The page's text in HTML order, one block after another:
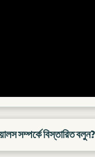
সম্পর্কে বিস্তারিত বলুন?